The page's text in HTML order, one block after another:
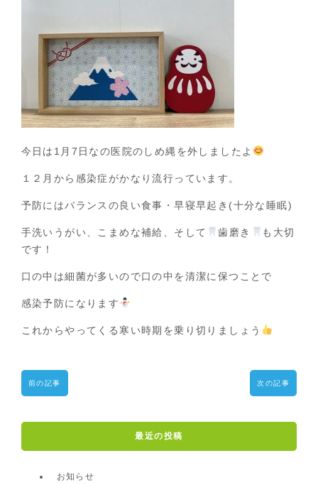
今日は1月7日なの医院のしめ縄を外しましたよ
１２月から感染症がかなり流行っています。
予防にはバランスの良い食事・早寝早起き(十分な睡眠)
手洗いうがい、こまめな補給、そして 歯磨き
も大切
です！
口の中は細菌が多いので口の中を清潔に保つことで
感染予防になります
これからやってくる寒い時期を乗り切りましょう
前の記事 次の記事
最近の投稿
お知らせ